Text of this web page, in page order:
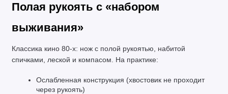
Полая рукоять с «набором
выживания»
Классика кино 80-х: нож с полой рукоятью, набитой
спичками, леской и компасом. На практике:
Ослабленная конструкция (хвостовик не проходит
через рукоять)